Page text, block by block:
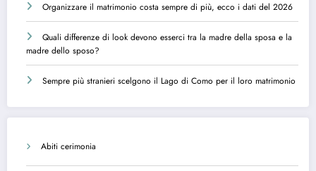
Organizzare il matrimonio costa sempre di più, ecco i dati del 2026
Quali differenze di look devono esserci tra la madre della sposa e la
madre dello sposo?
Sempre più stranieri scelgono il Lago di Como per il loro matrimonio
Abiti cerimonia